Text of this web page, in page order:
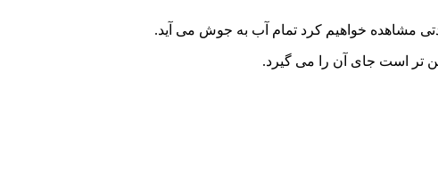
مشاهده خواهیم کرد تمام آب به جوش می آید.
تر است جای آن را می گیرد.